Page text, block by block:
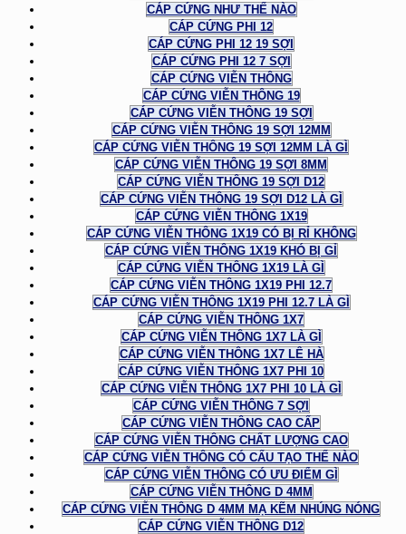
CÁP CỨNG NHƯ THẾ NÀO
CÁP CỨNG PHI 12
CÁP CỨNG PHI 12 19 SỢI
CÁP CỨNG PHI 12 7 SỢI
CÁP CỨNG VIỄN THÔNG
CÁP CỨNG VIỄN THÔNG 19
CÁP CỨNG VIỄN THÔNG 19 SỢI
CÁP CỨNG VIỄN THÔNG 19 SỢI 12MM
CÁP CỨNG VIỄN THÔNG 19 SỢI 12MM LÀ GÌ
CÁP CỨNG VIỄN THÔNG 19 SỢI 8MM
CÁP CỨNG VIỄN THÔNG 19 SỢI D12
CÁP CỨNG VIỄN THÔNG 19 SỢI D12 LÀ GÌ
CÁP CỨNG VIỄN THÔNG 1X19
CÁP CỨNG VIỄN THÔNG 1X19 CÓ BỊ RỈ KHÔNG
CÁP CỨNG VIỄN THÔNG 1X19 KHÓ BỊ GỈ
CÁP CỨNG VIỄN THÔNG 1X19 LÀ GÌ
CÁP CỨNG VIỄN THÔNG 1X19 PHI 12.7
CÁP CỨNG VIỄN THÔNG 1X19 PHI 12.7 LÀ GÌ
CÁP CỨNG VIỄN THÔNG 1X7
CÁP CỨNG VIỄN THÔNG 1X7 LÀ GÌ
CÁP CỨNG VIỄN THÔNG 1X7 LÊ HÀ
CÁP CỨNG VIỄN THÔNG 1X7 PHI 10
CÁP CỨNG VIỄN THÔNG 1X7 PHI 10 LÀ GÌ
CÁP CỨNG VIỄN THÔNG 7 SỢI
CÁP CỨNG VIỄN THÔNG CAO CẤP
CÁP CỨNG VIỄN THÔNG CHẤT LƯỢNG CAO
CÁP CỨNG VIỄN THÔNG CÓ CẤU TẠO THẾ NÀO
CÁP CỨNG VIỄN THÔNG CÓ ƯU ĐIỂM GÌ
CÁP CỨNG VIỄN THÔNG D 4MM
CÁP CỨNG VIỄN THÔNG D 4MM MẠ KẼM NHÚNG NÓNG
CÁP CỨNG VIỄN THÔNG D12